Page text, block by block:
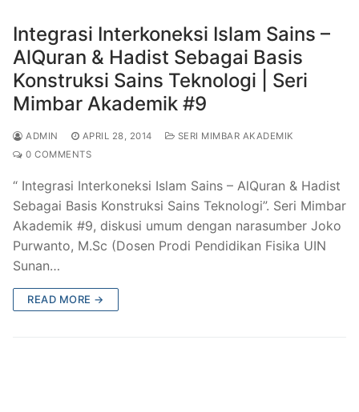
Integrasi Interkoneksi Islam Sains –
AlQuran & Hadist Sebagai Basis
Konstruksi Sains Teknologi | Seri
Mimbar Akademik #9
ADMIN APRIL 28, 2014
SERI MIMBAR AKADEMIK
0 COMMENTS
“ Integrasi Interkoneksi Islam Sains – AlQuran & Hadist
Sebagai Basis Konstruksi Sains Teknologi”. Seri Mimbar
Akademik #9, diskusi umum dengan narasumber Joko
Purwanto, M.Sc (Dosen Prodi Pendidikan Fisika UIN
Sunan…
READ MORE →